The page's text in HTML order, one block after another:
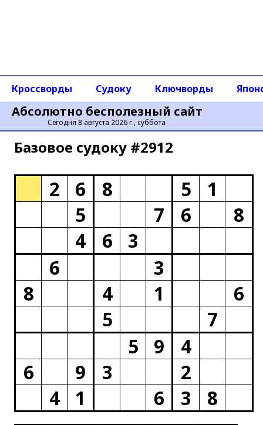
Абсолютно бесполезный сайт
Сегодня 8 августа 2026 г., суббота
Кроссворды Судоку Ключворды
Базовое cудоку #2912
2 6 8 5
1
5
7 6
8
4
6
3
6
3
8
4 1
6
5
7
5
9
4
6
9 3
2
4
1 6 3 8